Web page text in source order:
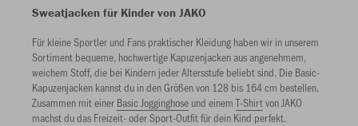
Jugendliche wiederum setzen mit einer Kapuzenjacke auf den coolen
sporty Look, der zeitlos ist – Sweatjacken lassen sich mit Jeans, Kleidern
und Sneakers perfekt kombinieren. Unsere Produkte sind einfarbig, so
dass man sie auch problemlos mit anderen Kleidungsstücken
kombinieren kann.
Sweatjacken für Kinder von JAKO
Für kleine Sportler und Fans praktischer Kleidung haben wir in unserem
Sortiment bequeme, hochwertige Kapuzenjacken aus angenehmem,
weichem Stoff, die bei Kindern jeder Altersstufe beliebt sind. Die Basic-
Kapuzenjacken kannst du in den Größen von 128 bis 164 cm bestellen.
Zusammen mit einer Basic Jogginghose und einemT-Shirtvon JAKO
machst du das Freizeit- oder Sport-Outfit für dein Kind perfekt.